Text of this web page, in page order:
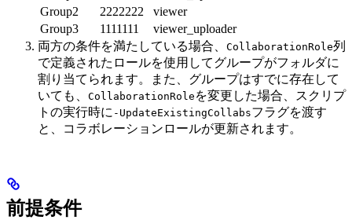
Group2
2222222
viewer
Group3
1111111
viewer_uploader
両方の条件を満たしている場合、 CollaborationRole列
で定義されたロールを使用してグループがフォルダに
割り当てられます。また、グループはすでに存在して
いても、 CollaborationRole を変更した場合、スクリプ
トの実行時に -UpdateExistingCollabsフラグを渡す
と、コラボレーションロールが更新されます。
前提条件